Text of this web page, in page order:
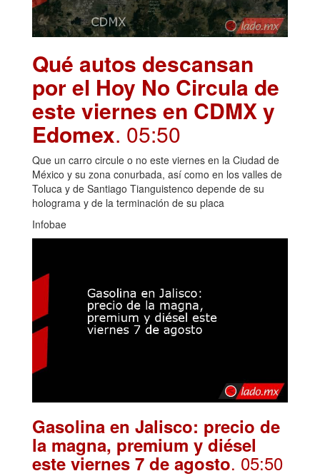
Qué autos descansan
por el Hoy No Circula de
este viernes en CDMX y
Edomex. 05:50
Que un carro circule o no este viernes en la Ciudad de
México y su zona conurbada, así como en los valles de
Toluca y de Santiago Tianguistenco depende de su
holograma y de la terminación de su placa
Infobae
Gasolina en Jalisco: precio de
la magna, premium y diésel
este viernes 7 de agosto. 05:50